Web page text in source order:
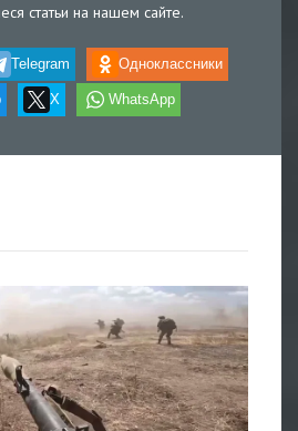
статьи на нашем сайте.
Telegram Одноклассники
X WhatsApp